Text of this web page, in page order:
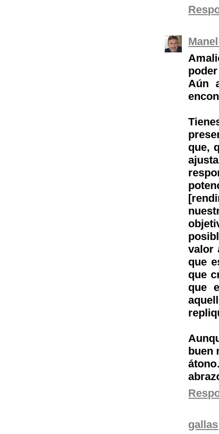
Aún
que,
valor
que
que
que
buen
gallas